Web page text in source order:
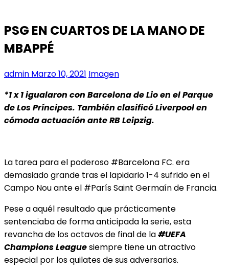
PSG EN CUARTOS DE LA MANO DE
MBAPPÉ
admin Marzo 10, 2021 Imagen
*1 x 1 igualaron con Barcelona de Lio en el Parque
de Los Príncipes. También clasificó Liverpool en
cómoda actuación ante RB Leipzig.
La tarea para el poderoso #Barcelona FC. era
demasiado grande tras el lapidario 1-4 sufrido en el
Campo Nou ante el #París Saint Germaín de Francia.
Pese a aquél resultado que prácticamente
sentenciaba de forma anticipada la serie, esta
revancha de los octavos de final de la#UEFA
Champions Leaguesiempre tiene un atractivo
especial por los quilates de sus adversarios.